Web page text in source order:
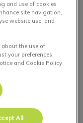
vétérinaires
des
vos chiens et vos
longue et plus
vous puissiez
en bonne
Protégez
de santé
and use of cookies
site navigation,
website use, and
the use of
your preferences.
and Cookie Policy.
All